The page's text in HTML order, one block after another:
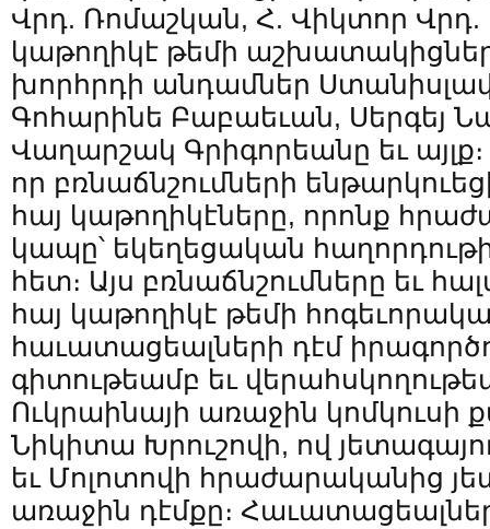
Վրդ. Ռոմաշկան, Հ. Վիկտոր
կաթողիկէ թեմի
խորհրդի անդամներ Ստանիսլավ
Գոհարինե Բաբաեւան, Սերգեյ
Վաղարշակ Գրիգորեանը եւ
որ բռնաճնշումների
հայ կաթողիկէները, որոնք
կապը՝ եկեղեցական
հետ։ Այս բռնաճնշումները եւ
հայ կաթողիկէ թեմի
հաւատացեալների դէմ
գիտութեամբ եւ
Ուկրաինայի առաջին կոմկուսի
Նիկիտա Խրուշովի, ով
եւ Մոլոտովի հրաժարականից
առաջին դէմքը։